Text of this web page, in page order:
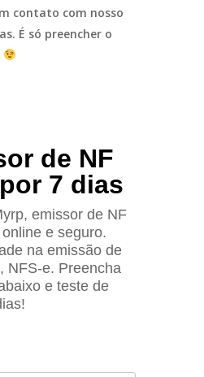
contato com nosso
É só preencher o
de NF
7 dias
emissor de NF
e seguro.
na emissão de
NFS-e. Preencha
e teste de